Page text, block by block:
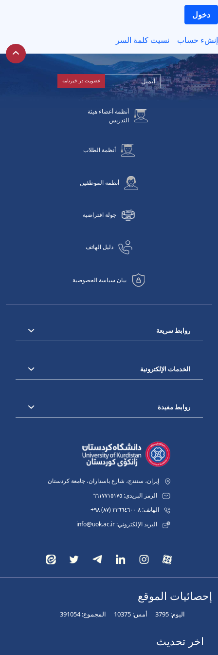
دخول
حساب نسيت كلمة السر
أنظمة أعضاء هيئة
التدريس
أنظمة الطلاب
أنظمة الموظفين
جولة افتراضية
دليل الهاتف
بيان سياسة الخصوصية
روابط سريعة
الخدمات الإلكترونية
روابط مفيدة
إيران، سنندج، شارع باسداران، جامعة كردستان
الرمز البريدي: ٦٦١٧٧١٥١٧٥
الهاتف: ٨-٣٣٦٦٤٦٠٠ (٨٧) ٩٨+
البريد الإلكتروني: info@uok.ac.ir
إحصائيات الموقع
اليوم:3795 أمس: 10375 المجموع:391054
اخر تحديث